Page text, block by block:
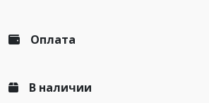
Оплата
В наличии